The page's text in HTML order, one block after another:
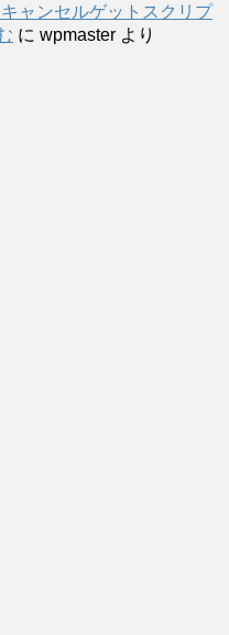
ャンセルゲットスクリプ
に wpmaster より